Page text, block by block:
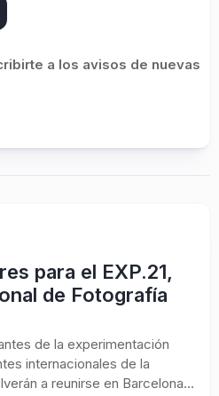
a los avisos de nuevas
para el EXP.21,
de Fotografía
de la experimentación
internacionales de la
a reunirse en Barcelona...